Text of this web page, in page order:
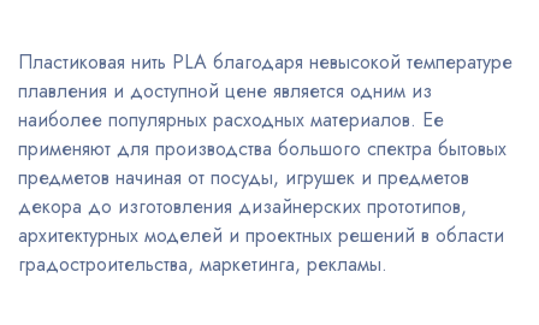
Пластиковая нить PLA благодаря невысокой температуре
плавления и доступной цене является одним из
наиболее популярных расходных материалов. Ее
применяют для производства большого спектра бытовых
предметов начиная от посуды, игрушек и предметов
декора до изготовления дизайнерских прототипов,
архитектурных моделей и проектных решений в области
градостроительства, маркетинга, рекламы.